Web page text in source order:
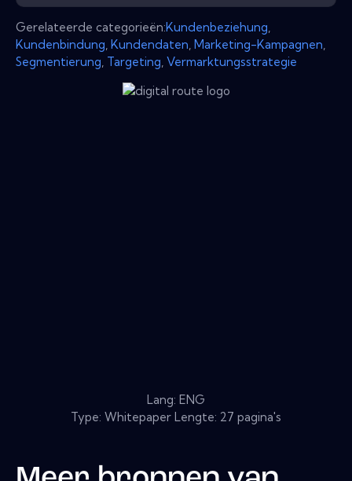
Gerelateerde categorieën:Kundenbeziehung
Kundenbindung Kundendaten Marketing-Kampagnen
Segmentierung Targeting Vermarktungsstrategie
Lang: ENG
Type: Whitepaper Lengte: 27 pagina's